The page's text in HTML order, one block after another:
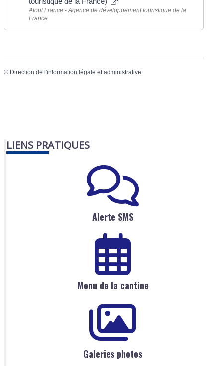
Atout France - Agence de développement touristique de la
France
© Direction de l'information légale et administrative
LIENS PRATIQUES
Alerte SMS
Menu de la cantine
Galeries photos